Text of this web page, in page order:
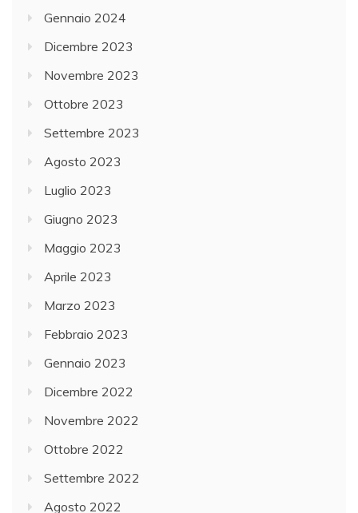
Gennaio 2024
Dicembre 2023
Novembre 2023
Ottobre 2023
Settembre 2023
Agosto 2023
Luglio 2023
Giugno 2023
Maggio 2023
Aprile 2023
Marzo 2023
Febbraio 2023
Gennaio 2023
Dicembre 2022
Novembre 2022
Ottobre 2022
Settembre 2022
Agosto 2022